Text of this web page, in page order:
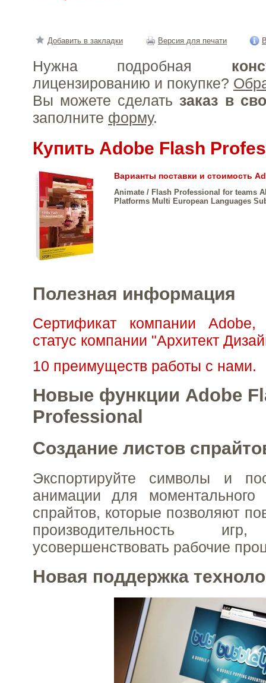
Добавить в закладки Версия для печати
Нужна подробная
лицензированию и покупке?
Вы можете сделать заказ в
заполните форму.
Купить Adobe Flash
Варианты поставки и стоимость
Animate / Flash Professional for teams
Platforms Multi European Languages
Полезная информация
Сертификат компании Adobe,
статус компании "Архитект
10 преимуществ работы с нами.
Новые функции Adobe
Professional
Создание листов
Экспортируйте символы и
анимации для моментального
спрайтов, которые позволяют
производительность
усовершенствовать рабочие
Новая поддержка